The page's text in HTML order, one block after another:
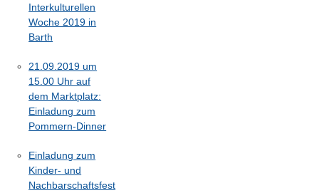
Interkulturellen
Woche 2019 in
Barth
21.09.2019 um
15.00 Uhr auf
dem Marktplatz:
Einladung zum
Pommern-Dinner
Einladung zum
Kinder- und
Nachbarschaftsfest